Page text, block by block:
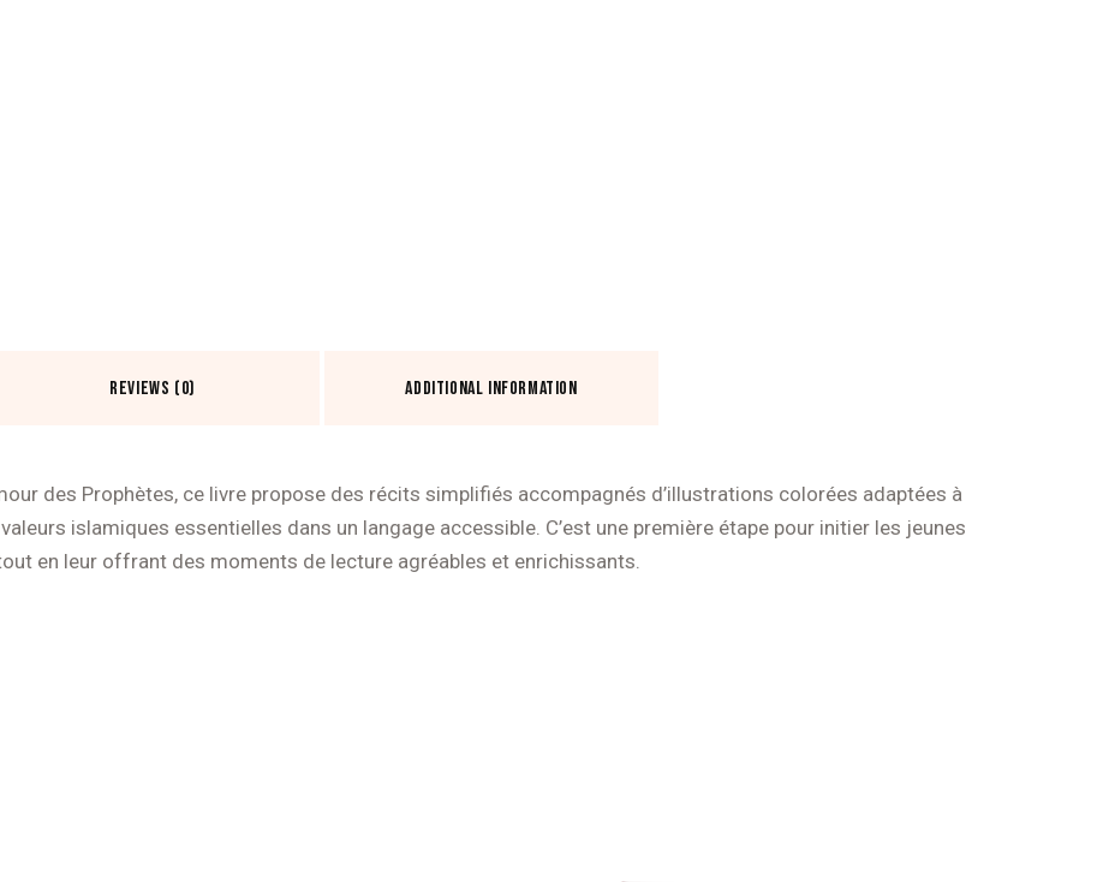
REVIEWS (0) ADDITIONAL INFORMATION
des Prophètes, ce livre propose des récits simplifiés accompagnés d’illustrations colorées adaptées à
islamiques essentielles dans un langage accessible. C’est une première étape pour initier les jeunes
en leur offrant des moments de lecture agréables et enrichissants.